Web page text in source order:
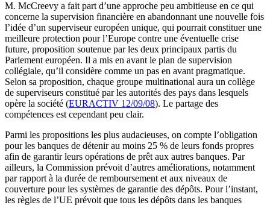
M. McCreevy a fait part d’une approche peu ambitieuse en ce qui
concerne la supervision financière en abandonnant une nouvelle fois
l’idée d’un superviseur européen unique, qui pourrait constituer une
meilleure protection pour l’Europe contre une éventuelle crise
future, proposition soutenue par les deux principaux partis du
Parlement européen. Il a mis en avant le plan de supervision
collégiale, qu’il considère comme un pas en avant pragmatique.
Selon sa proposition, chaque groupe multinational aura un collège
de superviseurs constitué par les autorités des pays dans lesquels
opère la société (EURACTIV 12/09/08). Le partage des
compétences est cependant peu clair.
Parmi les propositions les plus audacieuses, on compte l’obligation
pour les banques de détenir au moins 25 % de leurs fonds propres
afin de garantir leurs opérations de prêt aux autres banques. Par
ailleurs, la Commission prévoit d’autres améliorations, notamment
par rapport à la durée de remboursement et aux niveaux de
couverture pour les systèmes de garantie des dépôts. Pour l’instant,
les règles de l’UE prévoit que tous les dépôts dans les banques